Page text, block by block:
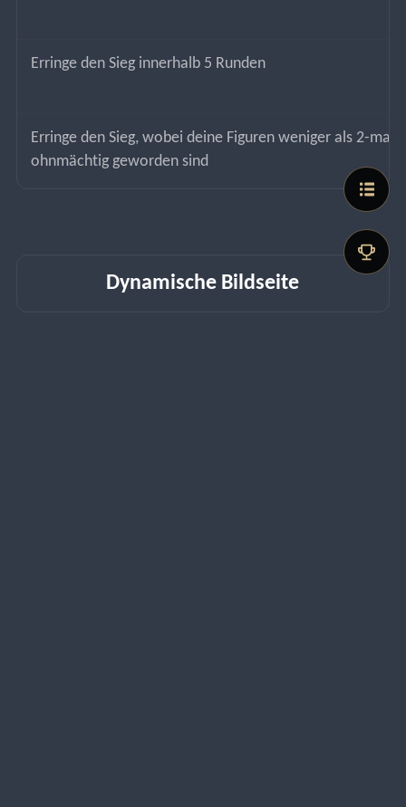
Erringe den Sieg innerhalb 5 Runden
Erringe den Sieg, wobei deine Figuren weniger als 2-mal
ohnmächtig geworden sind
Dynamische Bildseite